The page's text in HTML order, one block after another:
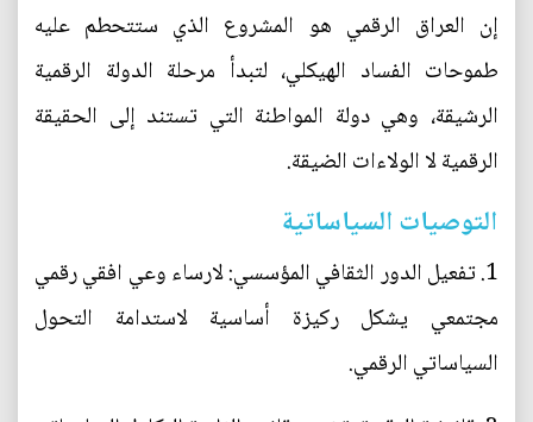
إن العراق الرقمي هو المشروع الذي ستتحطم عليه
طموحات الفساد الهيكلي، لتبدأ مرحلة الدولة الرقمية
الرشيقة، وهي دولة المواطنة التي تستند إلى الحقيقة
الرقمية لا الولاءات الضيقة.
التوصيات السياساتية
1. تفعيل الدور الثقافي المؤسسي: لارساء وعي افقي رقمي
مجتمعي يشكل ركيزة أساسية لاستدامة التحول
السياساتي الرقمي.